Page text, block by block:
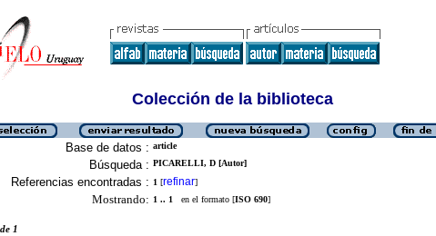
Colección de la biblioteca
Base de datos : article
Búsqueda : PICARELLI, D [Autor]
Referencias encontradas : 1 [refinar]
Mostrando: 1 .. 1 en el formato [ISO 690]
1